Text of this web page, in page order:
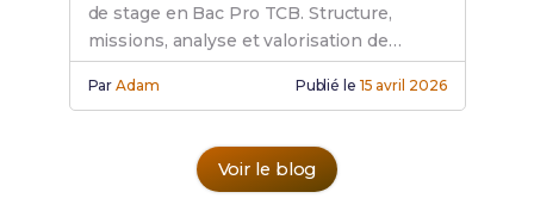
de stage en Bac Pro TCB. Structure,
missions, analyse et valorisation de
compétences bois.
ParAdam Publié le 15 avril 2026
Voir le blog